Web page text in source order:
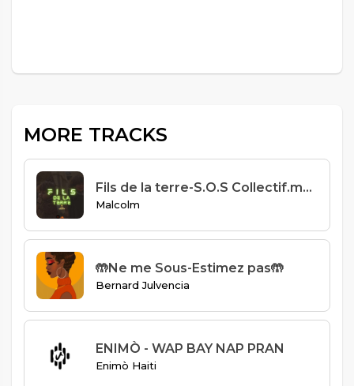
MORE TRACKS
Fils de la terre-S.O.S Collectif.mp3
Malcolm
🤲Ne me Sous-Estimez pas🤲
Bernard Julvencia
ENIMÒ - WAP BAY NAP PRAN
Enimò Haiti